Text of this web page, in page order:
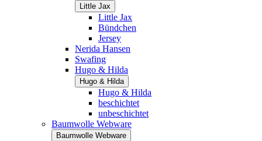
Little Jax
Little Jax
Bündchen
Jersey
Nerida Hansen
Swafing
Hugo & Hilda
Hugo & Hilda
Hugo & Hilda
beschichtet
unbeschichtet
Baumwolle Webware
Baumwolle Webware